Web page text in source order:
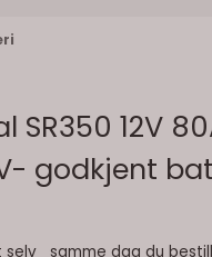
SR350 12V
godkjent
samme dag du